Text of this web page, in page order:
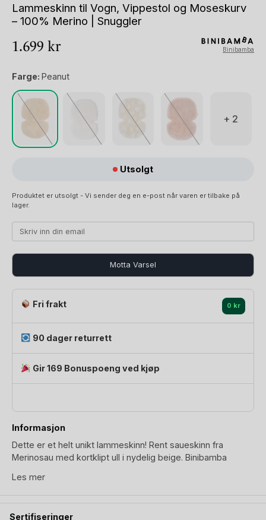
Lammeskinn til Vogn, Vippestol og Moseskurv
– 100% Merino | Snuggler
1.699 kr Binibamba
Farge: Peanut
+ 2
Utsolgt
Produktet er utsolgt - Vi sender deg en e-post når varen er tilbake på
lager.
Motta Varsel
Fri frakt 0 kr
90 dager returrett
Gir 169 Bonuspoeng ved kjøp
Informasjon
Dette er et helt unikt lammeskinn! Rent saueskinn fra
Merinosau med kortklipt ull i nydelig beige. Binibamba
mer. Fra Babynest og Moseskurv, til Vippestol og Vogn.
Tilpasset til både 5pkt seler for barnevogn, og 3pkt sele slik
Les mer
Sertifiseringer